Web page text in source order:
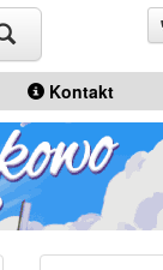
Kontakt